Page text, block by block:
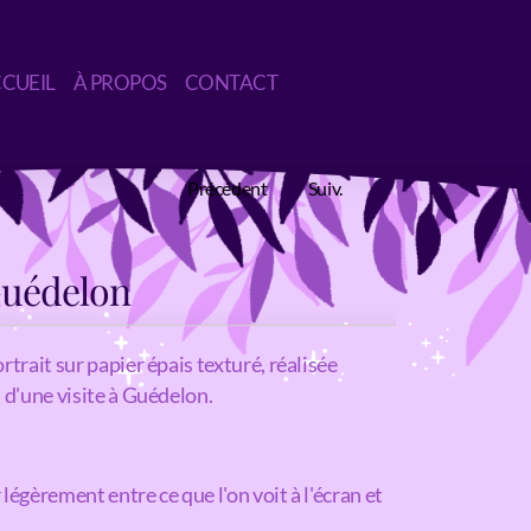
À PROPOS CONTACT
Précédent Suiv.
sur papier épais texturé, réalisée
visite à Guédelon.
entre ce que l'on voit à l'écran et